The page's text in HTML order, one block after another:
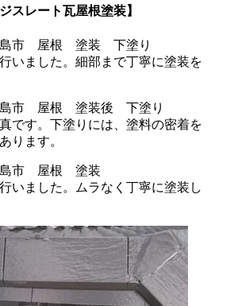
ジスレート瓦屋根塗装】
いました。細部まで丁寧に塗装を
です。下塗りには、塗料の密着を
ります。
いました。ムラなく丁寧に塗装し